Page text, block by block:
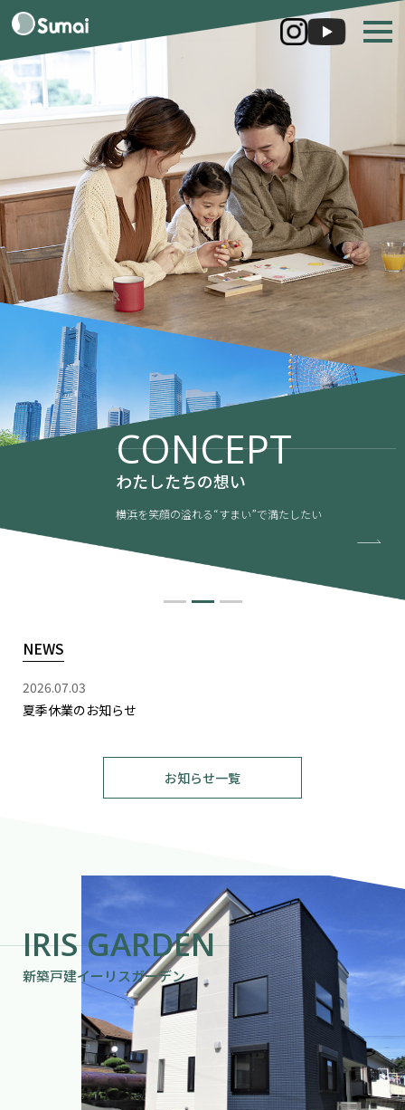
CONCEPT
わたしたちの想い
横浜を笑顔の溢れる“すまい”で満たしたい
NEWS
2026.07.03
夏季休業のお知らせ
お知らせ一覧
IRIS GARDEN
新築戸建イーリスガーデン